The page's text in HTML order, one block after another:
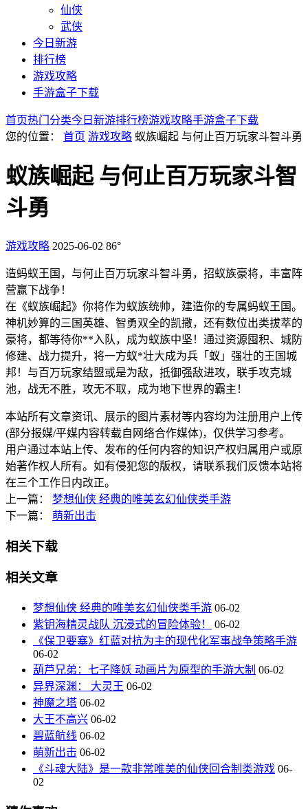
仙侠
武侠
今日新游
排行榜
游戏攻略
手游盒子下载
首页热门分类今日新游排行榜游戏攻略手游盒子下载
您的位置：
首页 游戏攻略 蚁族崛起 与何止百万玩家斗智斗勇
蚁族崛起 与何止百万玩家斗智
斗勇
游戏攻略 2025-06-02 86°
造蚂蚁王国，与何止百万玩家斗智斗勇，招蚁族豪将，丰富阵
营赢下战争！
在《蚁族崛起》你将作为蚁族统帅，建造你的专属蚂蚁王国。
神机妙算的三国英雄、智勇双全的凯撒，还有数位出类拔萃的
豪将，都等待你**入队，成为蚁族中坚！通过资源囤积、城防
修建、战力提升，将一方蚁*壮大成为兵「蚁」强壮的王国城
邦！与百万玩家结盟或是为敌，抵御强敌进攻，联手攻克城
池，战无不胜，攻无不取，成为地下世界的霸主！
本站所有文章资讯、展示的图片素材等内容均为注册用户上传
(部分报媒/平媒内容转载自网络合作媒体)，仅供学习参考。
用户通过本站上传、发布的任何内容的知识产权归属用户或原
始著作权人所有。如有侵犯您的版权，请联系我们反馈本站将
在三个工作日内改正。
上一篇：
梦想仙侠 经典的唯美玄幻仙侠类手游
下一篇：
萌新出击
相关下载
相关文章
梦想仙侠 经典的唯美玄幻仙侠类手游 06-02
紫钥海精灵战队 沉浸式的冒险体验！
06-02
《保卫要塞》红蓝对抗为主的现代化军事战争策略手游
06-02
葫芦兄弟：七子降妖 动画片为原型的手游大制 06-02
异界深渊： 大灵王 06-02
神魔之塔 06-02
大王不高兴 06-02
碧蓝航线 06-02
萌新出击 06-02
《斗魂大陆》是一款非常唯美的仙侠回合制类游戏 06-
02